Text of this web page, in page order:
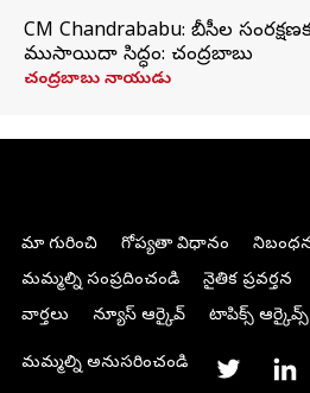
CM Chandrababu: బీసీల
ముసాయిదా సిద్ధం: చంద్రబాబు
చంద్రబాబు నాయుడు
మా గురించి గోప్యతా విధానం
మమ్మల్ని సంప్రదించండి
నైతిక ప్రవర్తన
వార్తలు
న్యూస్ ఆర్కైవ్ టాపిక్స్ ఆర్కైవ్స్
మమ్మల్ని అనుసరించండి